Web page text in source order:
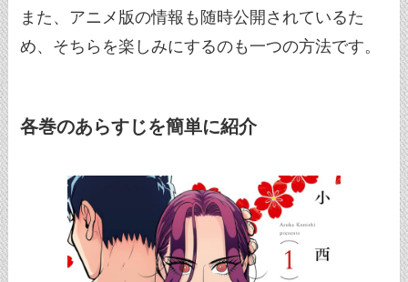
また、アニメ版の情報も随時公開されているた
め、そちらを楽しみにするのも一つの方法です。
各巻のあらすじを簡単に紹介